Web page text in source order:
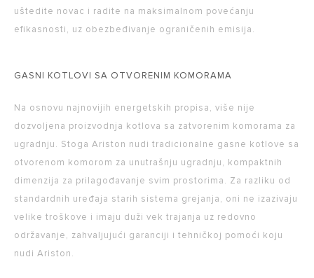
uštedite novac i radite na maksimalnom povećanju
efikasnosti, uz obezbeđivanje ograničenih emisija.
GASNI KOTLOVI SA OTVORENIM KOMORAMA
Na osnovu najnovijih energetskih propisa, više nije
dozvoljena proizvodnja kotlova sa zatvorenim komorama za
ugradnju. Stoga Ariston nudi tradicionalne gasne kotlove sa
otvorenom komorom za unutrašnju ugradnju, kompaktnih
dimenzija za prilagođavanje svim prostorima. Za razliku od
standardnih uređaja starih sistema grejanja, oni ne izazivaju
velike troškove i imaju duži vek trajanja uz redovno
održavanje, zahvaljujući garanciji i tehničkoj pomoći koju
nudi Ariston.